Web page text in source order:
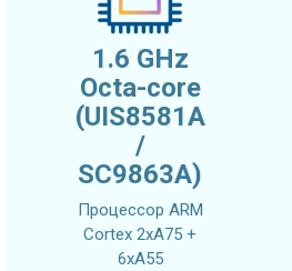
1.6 GHz
Octa-core
(UIS8581A
/
SC9863A)
Процессор ARM
Cortex 2xA75 +
6xA55